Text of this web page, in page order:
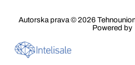
Autorska prava © 2026
Powered by